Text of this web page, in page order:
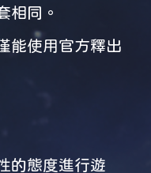
相同。
能使用官方釋出
的態度進行遊